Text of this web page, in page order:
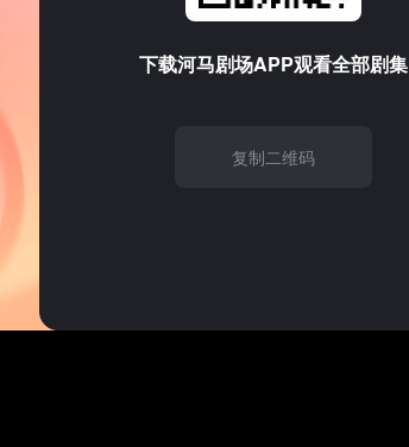
下载河马剧场APP观看全部剧集
复制二维码